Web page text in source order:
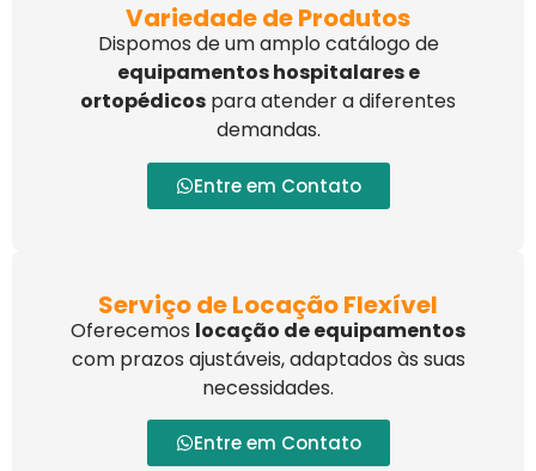
Variedade de Produtos
Dispomos de um amplo catálogo de
equipamentos hospitalares e
ortopédicos para atender a diferentes
demandas.
Entre em Contato
Serviço de Locação Flexível
Oferecemos locação de equipamentos
com prazos ajustáveis, adaptados às suas
necessidades.
Entre em Contato